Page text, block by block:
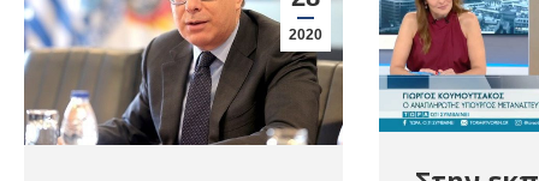
2020